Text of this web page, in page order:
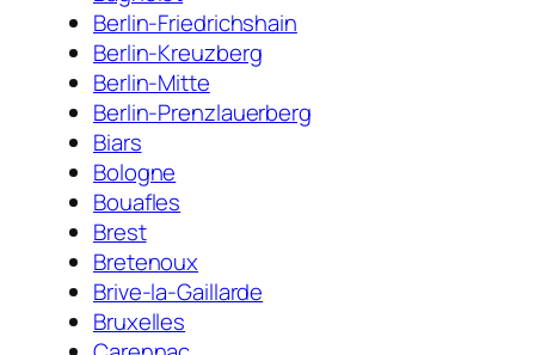
Berlin-Friedrichshain
Berlin-Kreuzberg
Berlin-Mitte
Berlin-Prenzlauerberg
Biars
Bologne
Bouafles
Brest
Bretenoux
Brive-la-Gaillarde
Bruxelles